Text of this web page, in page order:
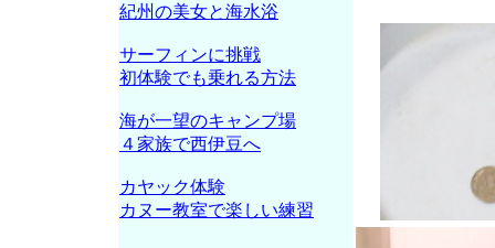
紀州の美女と海水浴
サーフィンに挑戦
初体験でも乗れる方法
海が一望のキャンプ場
４家族で西伊豆へ
カヤック体験
カヌー教室で楽しい練習